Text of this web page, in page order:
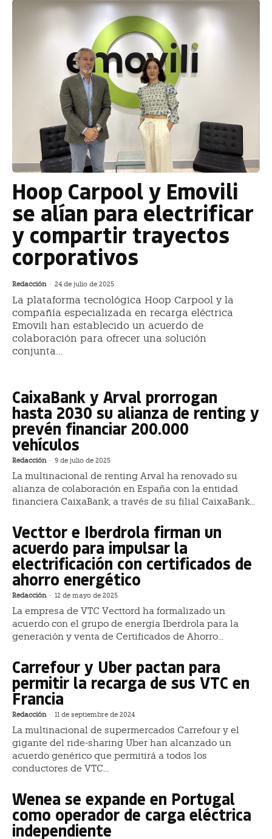
Hoop Carpool y Emovili
se alían para electrificar
y compartir trayectos
corporativos
Redacción - 24 de julio de 2025
La plataforma tecnológica Hoop Carpool y la
compañía especializada en recarga eléctrica
Emovili han establecido un acuerdo de
colaboración para ofrecer una solución
conjunta...
CaixaBank y Arval prorrogan
hasta 2030 su alianza de renting y
prevén financiar 200.000
vehículos
Redacción - 9 de julio de 2025
La multinacional de renting Arval ha renovado su
alianza de colaboración en España con la entidad
financiera CaixaBank, a través de su filial CaixaBank...
Vecttor e Iberdrola firman un
acuerdo para impulsar la
electrificación con certificados de
ahorro energético
Redacción - 12 de mayo de 2025
La empresa de VTC Vecttord ha formalizado un
acuerdo con el grupo de energía Iberdrola para la
generación y venta de Certificados de Ahorro...
Carrefour y Uber pactan para
permitir la recarga de sus VTC en
Francia
Redacción - 11 de septiembre de 2024
La multinacional de supermercados Carrefour y el
gigante del ride-sharing Uber han alcanzado un
acuerdo genérico que permitirá a todos los
conductores de VTC...
Wenea se expande en Portugal
como operador de carga eléctrica
independiente